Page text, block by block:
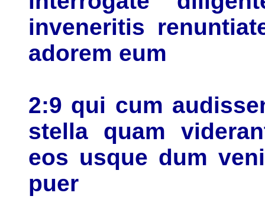
inveneritis
adorem eum
2:9 qui cum
stella quam
eos usque dum
puer